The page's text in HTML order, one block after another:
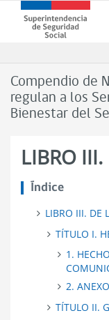
contenido
de
(SUSESO)
-
Gobierno
de
Compendio de
regulan a los
Bienestar del
LIBRO III.
Índice
LIBRO III. DE
TÍTULO I.
1.
2.
TÍTULO II.